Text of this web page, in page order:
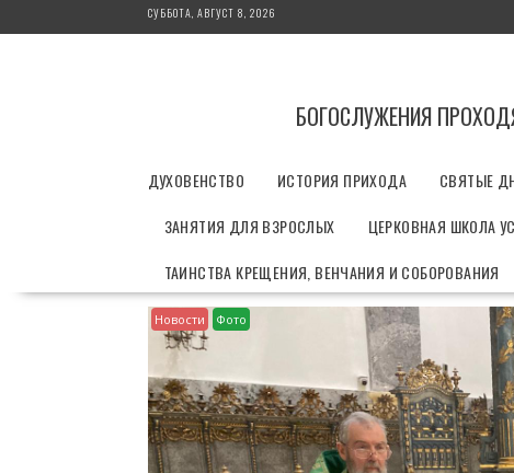
е
СУББОТА, АВГУСТ 8, 2026
БОГОСЛУЖЕНИЯ
ДУХОВЕНСТВО ИСТОРИЯ ПРИХОДА СВЯТЫЕ
ЗАНЯТИЯ ДЛЯ ВЗРОСЛЫХ
ЦЕРКОВНАЯ ШКОЛА
ТАИНСТВА КРЕЩЕНИЯ, ВЕНЧАНИЯ И СОБОРОВАНИЯ
Новости Фото